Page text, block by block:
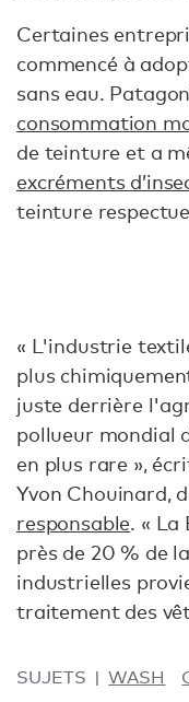
Certaines
commencé à
sans eau.
consommation
de teinture et a
excréments
teinture
« L'industrie
plus
juste derrière
pollueur mondial
en plus rare »,
Yvon Chouinard,
responsable. « La
près de 20 % de
industrielles
traitement des
SUJETS WASH